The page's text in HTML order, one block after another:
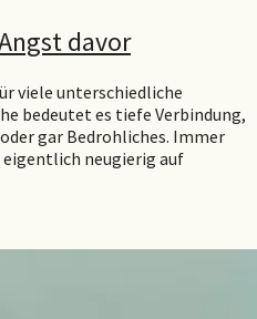
davor
viele unterschiedliche
bedeutet es tiefe Verbindung,
gar Bedrohliches. Immer
eigentlich neugierig auf